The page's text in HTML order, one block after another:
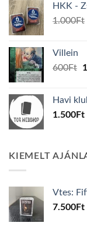
HKK -
1.000Ft
Villein
600Ft
Havi
1.500Ft
KIEMELT
Vtes:
7.500Ft